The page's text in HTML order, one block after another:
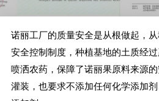
诺丽工厂的质量安全是从根做起，
安全控制制度，种植基地的土质经
喷洒农药，保障了诺丽果原料来源
灌装，也要求不添加任何化学添加